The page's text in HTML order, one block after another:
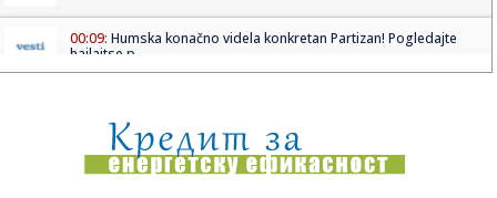
00:09: Humska konačno videla konkretan Partizan! Pogledajte
hajlajtse p...
00:04:Vukotić ne zna ko je Baba: "Vidim da ga svi hvale"